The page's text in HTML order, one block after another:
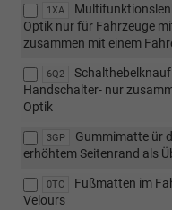
1XA
Optik nur für Fahrzeuge
zusammen mit einem
6Q2
Handschalter- nur
Optik
3GP
Gummimatte ür
erhöhtem Seitenrand als
0TC
Fußmatten im
Velours